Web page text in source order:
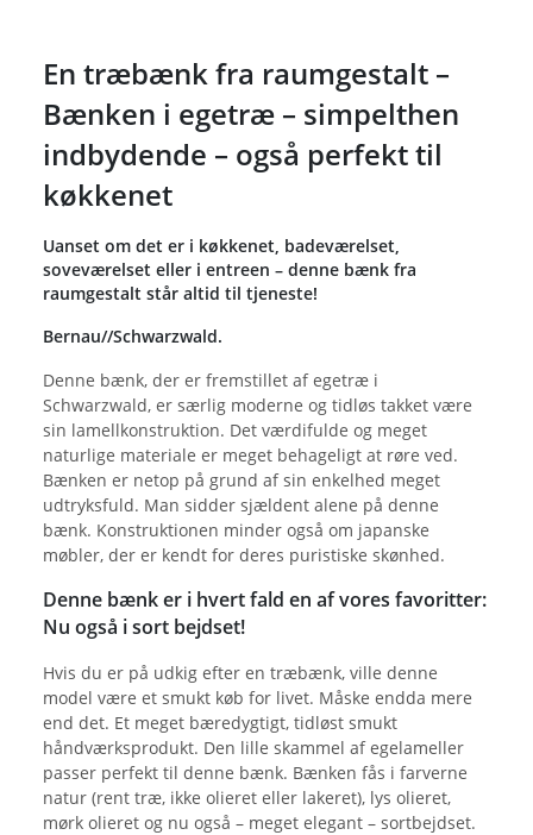
En træbænk fra raumgestalt –
Bænken i egetræ – simpelthen
indbydende – også perfekt til
køkkenet
Uanset om det er i køkkenet, badeværelset,
soveværelset eller i entreen – denne bænk fra
raumgestalt står altid til tjeneste!
Bernau//Schwarzwald.
Denne bænk, der er fremstillet af egetræ i
Schwarzwald, er særlig moderne og tidløs takket være
sin lamellkonstruktion. Det værdifulde og meget
naturlige materiale er meget behageligt at røre ved.
Bænken er netop på grund af sin enkelhed meget
udtryksfuld. Man sidder sjældent alene på denne
bænk. Konstruktionen minder også om japanske
møbler, der er kendt for deres puristiske skønhed.
Denne bænk er i hvert fald en af vores favoritter:
Nu også i sort bejdset!
Hvis du er på udkig efter en træbænk, ville denne
model være et smukt køb for livet. Måske endda mere
end det. Et meget bæredygtigt, tidløst smukt
håndværksprodukt. Den lille skammel af egelameller
passer perfekt til denne bænk. Bænken fås i farverne
natur (rent træ, ikke olieret eller lakeret), lys olieret,
mørk olieret og nu også – meget elegant – sortbejdset.